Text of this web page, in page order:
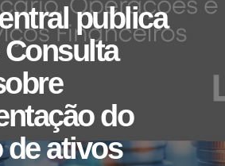
publica
do
ativos